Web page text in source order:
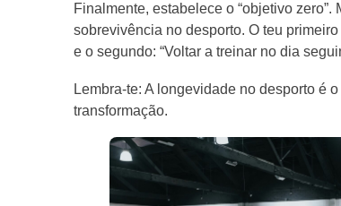
Finalmente, estabelece o “objetivo
sobrevivência no desporto. O teu
e o segundo: “Voltar a treinar no dia
Lembra-te: A longevidade no desporto é
transformação.